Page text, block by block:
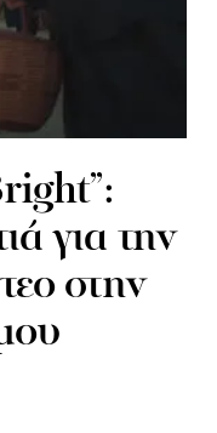
για την
στην